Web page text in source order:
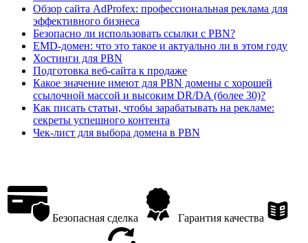
Обзор сайта AdProfex: профессиональная реклама для
эффективного бизнеса
Безопасно ли использовать ссылки с PBN?
EMD-домен: что это такое и актуально ли в этом году
Хостинги для PBN
Подготовка веб-сайта к продаже
Какое значение имеют для PBN домены с хорошей
ссылочной массой и высоким DR/DA (более 30)?
Как писать статьи, чтобы зарабатывать на рекламе:
секреты успешного контента
Чек-лист для выбора домена в PBN
Безопасная сделка Гарантия качества